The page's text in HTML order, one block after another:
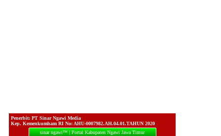
Penerbit: PT Sinar Ngawi Media
Kep. Kemenkumham RI No: AHU-0007982.AH.04.01.TAHUN 2020
sinar ngawi™ | Portal Kabupaten Ngawi Jawa Timur